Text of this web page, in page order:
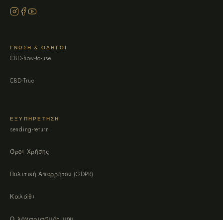
ΓΝΏΣΗ & ΟΔΗΓΟΊ
CBD-how-to-use
CBD-True
ΕΞΥΠΗΡΈΤΗΣΗ
sending-return
Όροι Χρήσης
Πολιτική Απορρήτου (GDPR)
Καλάθι